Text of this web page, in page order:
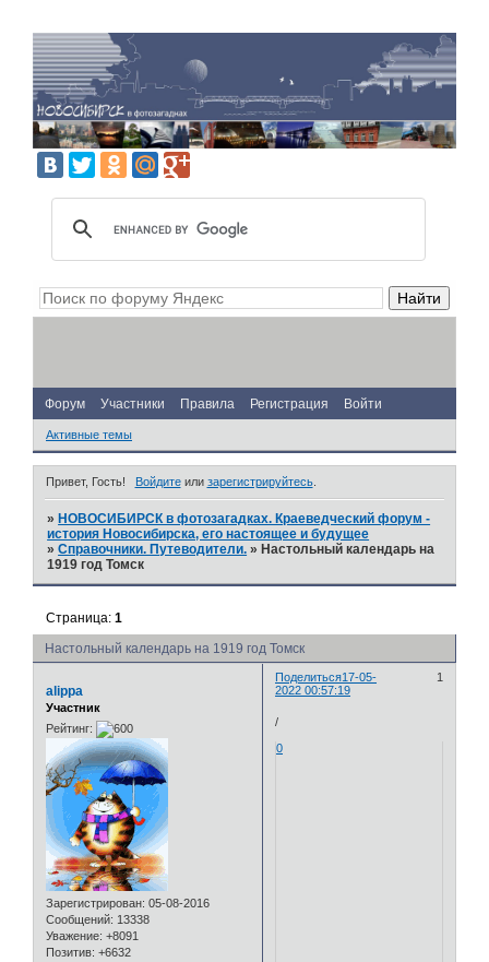
Форум Участники Правила Регистрация Войти
Активные темы
Привет, Гость! Войдитеили зарегистрируйтесь.
» НОВОСИБИРСК в фотозагадках. Краеведческий форум -
история Новосибирска, его настоящее и будущее
»Справочники. Путеводители. » Настольный календарь на
1919 год Томск
Настольный календарь на 1919 год Томск
Страница:1
Поделиться 1
17-05-
2022 00:57:19
alippa
Участник
Рейтинг:
Зарегистрирован: 05-08-2016
Сообщений: 13338
Уважение: +8091
Позитив: +6632
/
0